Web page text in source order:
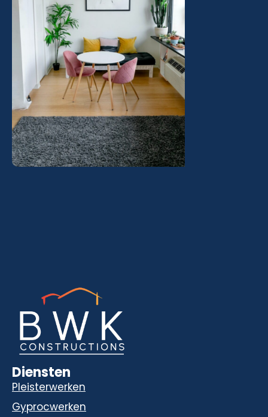
Diensten
Pleisterwerken
Gyprocwerken